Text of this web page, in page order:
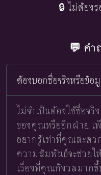
🔒 ไม่ต้อง
💬 ค
ต้องบอกชื่อจริงหรือข้อ
ไม่จำเป็นต้องใช้ชื่อจ
ของคุณหรืออีกฝ่าย เ
อยากรู้เท่าที่คุณสะดว
ความสัมพันธ์จะช่วยใ
เรื่องที่คุณกังวลมากขึ้